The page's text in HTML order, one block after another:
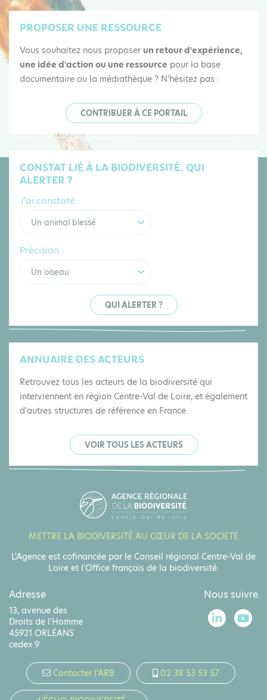
PROPOSER UNE RESSOURCE
Vous souhaitez nous proposer un retour d'expérience,
une idée d'action ou une ressource pour la base
documentaire ou la médiathèque ? N'hésitez pas :
CONTRIBUER À CE PORTAIL
CONSTAT LIÉ À LA BIODIVERSITÉ. QUI
ALERTER ?
J'ai constaté :
Un animal blessé
Précision :
Un oiseau
QUI ALERTER ?
ANNUAIRE DES ACTEURS
Retrouvez tous les acteurs de la biodiversité qui
interviennent en région Centre-Val de Loire, et également
d'autres structures de référence en France.
VOIR TOUS LES ACTEURS
Adresse
13, avenue des
Droits de l'Homme
45921 ORLÉANS
cedex 9
Nous suivre
METTRE LA BIODIVERSITÉ AU CŒUR DE LA SOCIÉTÉ
L'Agence est cofinancée par le Conseil régional Centre-Val de
Loire et l'Office français de la biodiversité.
Contacter l'ARB 02 38 53 53 57